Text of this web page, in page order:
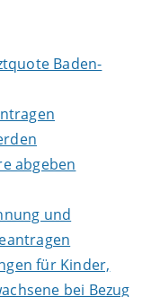
Baden-
abgeben
und
für Kinder,
bei Bezug